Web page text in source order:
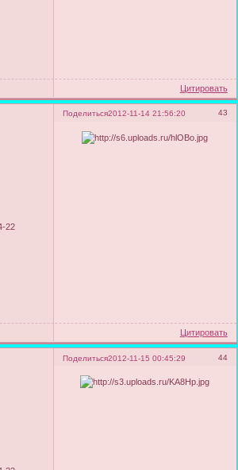
Цитировать
Поделиться 43
2012-11-14 21:56:20
22
Цитировать
Поделиться 44
2012-11-15 00:45:29